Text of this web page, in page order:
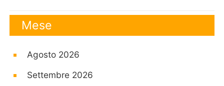
Mese
Agosto 2026
Settembre 2026